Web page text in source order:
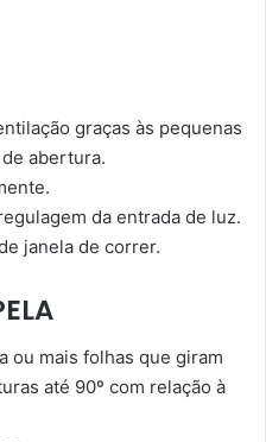
graças às pequenas
abertura.
da entrada de luz.
janela de correr.
ou mais folhas que giram
até 90º com relação à